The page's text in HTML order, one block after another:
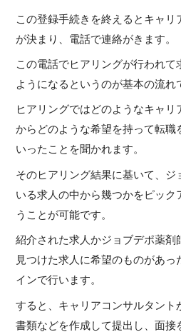
この登録手続きを終えるとキャリ
が決まり、電話で連絡がきます。
この電話でヒアリングが行われて
ようになるというのが基本の流れ
ヒアリングではどのようなキャ
からどのような希望を持って転職
いったことを聞かれます。
そのヒアリング結果に基いて、ジ
いる求人の中から幾つかをピック
うことが可能です。
紹介された求人かジョブデポ薬剤
見つけた求人に希望のものがあっ
インで行います。
すると、キャリアコンサルタント
書類などを作成して提出し、面接